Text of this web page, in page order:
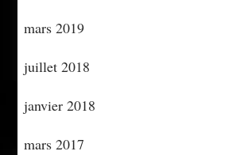
mars 2019
juillet 2018
janvier 2018
mars 2017